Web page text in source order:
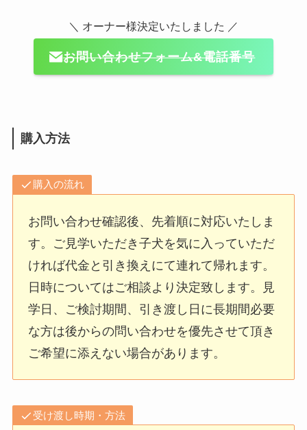
＼ オーナー様決定いたしました ／
お問い合わせフォーム&電話番号
購入方法
購入の流れ
お問い合わせ確認後、先着順に対応いたしま
す。ご見学いただき子犬を気に入っていただ
ければ代金と引き換えにて連れて帰れます。
日時についてはご相談より決定致します。見
学日、ご検討期間、引き渡し日に長期間必要
な方は後からの問い合わせを優先させて頂き
ご希望に添えない場合があります。
受け渡し時期・方法